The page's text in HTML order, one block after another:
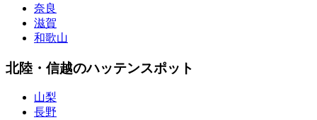
奈良
滋賀
和歌山
北陸・信越のハッテンスポット
山梨
長野